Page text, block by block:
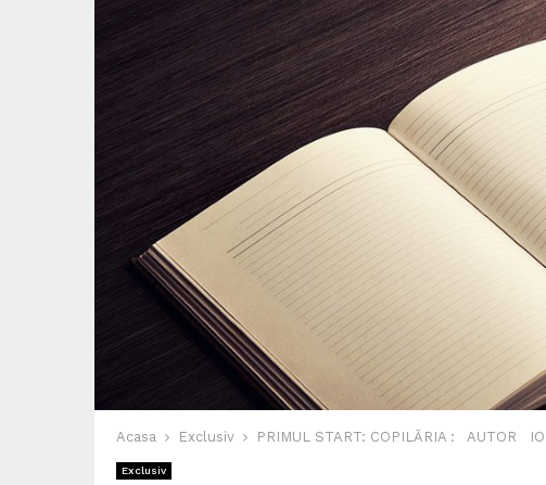
Acasa Exclusiv PRIMUL START: COPILĂRIA : AUTOR
Exclusiv